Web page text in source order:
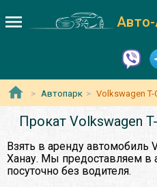
Автопарк Volkswagen T-
Прокат Volkswagen
Взять в аренду автомобиль
Ханау. Мы предоставляем в
посуточно без водителя.